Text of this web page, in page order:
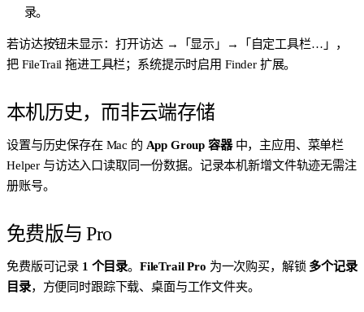
录。
若访达按钮未显示：打开访达 →「显示」→「自定工具栏…」，
把 FileTrail 拖进工具栏；系统提示时启用 Finder 扩展。
本机历史，而非云端存储
设置与历史保存在 Mac 的 App Group 容器中，主应用、菜单栏
Helper 与访达入口读取同一份数据。记录本机新增文件轨迹无需注
册账号。
免费版与 Pro
免费版可记录 1 个目录。 FileTrail Pro 为一次购买，解锁 多个记录
目录，方便同时跟踪下载、桌面与工作文件夹。